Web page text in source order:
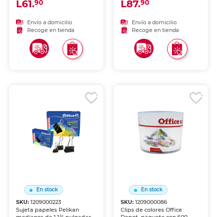
metálicas. Útil en aulas,
L61.90
Envío a domicilio
Recoge en tienda
metálicas. Útil en aulas,
L87.90
Envío a domicilio
Recoge en tienda
En stock
SKU:1209000223
Sujeta papeles Pelikan
En stock
SKU: 1209000086
Clips de colores Office